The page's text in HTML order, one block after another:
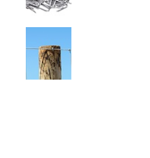
Bordure grillage
Fil de serrage